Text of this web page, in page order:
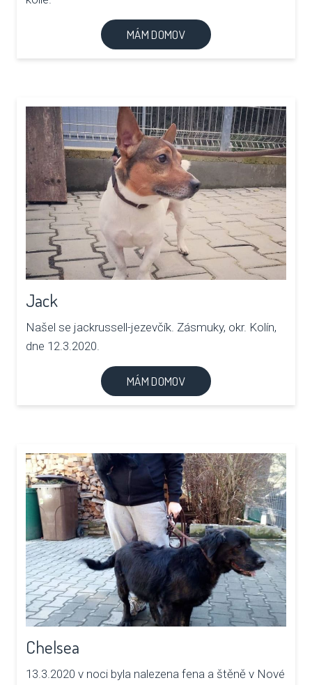
MÁM DOMOV
Jack
Našel se jackrussell-jezevčík. Zásmuky, okr. Kolín,
dne 12.3.2020.
MÁM DOMOV
Chelsea
13.3.2020 v noci byla nalezena fena a štěně v Nové